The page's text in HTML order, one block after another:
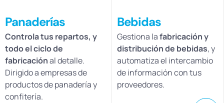
Panaderías
Controla tus repartos, y
todo el ciclo de
fabricaciónal detalle.
Dirigido a empresas de
productos de panadería y
confitería.
Bebidas
Gestiona lafabricación y
distribución de bebidas, y
automatiza el intercambio
de información con tus
proveedores.